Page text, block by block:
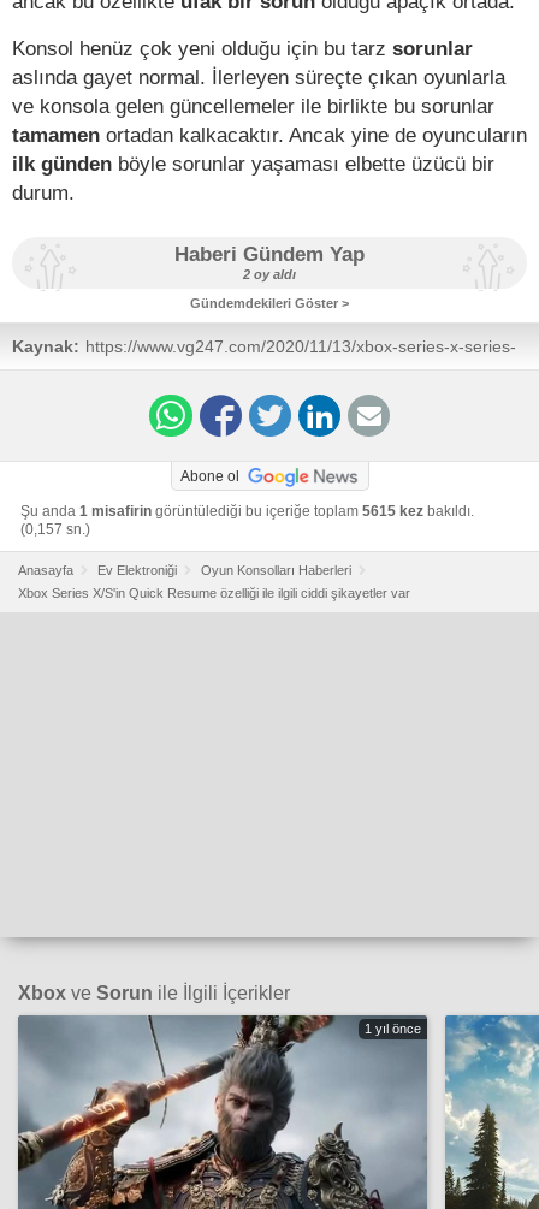
Konsol henüz çok yeni olduğu için bu tarz sorunlar
aslında gayet normal. İlerleyen süreçte çıkan oyunlarla
ve konsola gelen güncellemeler ile birlikte bu sorunlar
tamamen ortadan kalkacaktır. Ancak yine de oyuncuların
ilk günden böyle sorunlar yaşaması elbette üzücü bir
durum.
Haberi Gündem Yap
2 oy aldı
Gündemdekileri Göster >
Kaynak: https://www.vg247.com/2020/11/13/xbox-series-x-series-
s-quick-resume-troubles/
Abone ol
Şu anda 1 misafirin görüntülediği bu içeriğe toplam 5615 kez bakıldı.
(0,157 sn.)
Anasayfa Ev Elektroniği
Oyun Konsolları Haberleri
Xbox Series X/S'in Quick Resume özelliği ile ilgili ciddi şikayetler var
Xbox ve Sorun ile İlgili İçerikler
1 yıl önce